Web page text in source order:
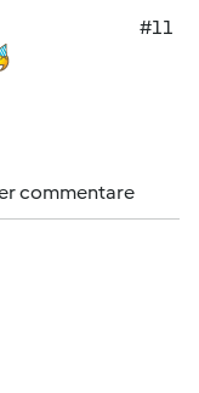
#11
commentare